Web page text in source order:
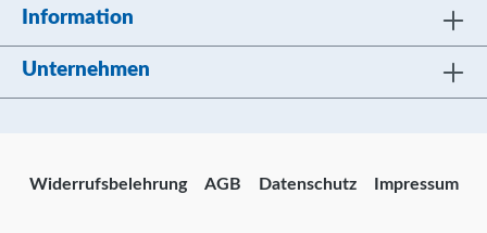
Information
Unternehmen
Widerrufsbelehrung AGB Datenschutz Impressum